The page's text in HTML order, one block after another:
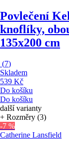
Povlečení
knoflíky,
135x200 cm
(7)
Skladem
539 Kč
Do košíku
Do košíku
další varianty
+ Rozměry (3)
-7 %
Catherine Lansfield